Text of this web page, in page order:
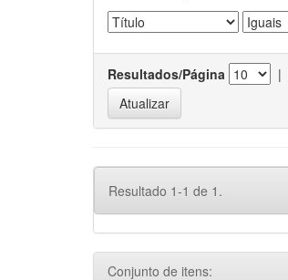
Resultados/Página |
Resultado 1-1 de 1.
Conjunto de itens: